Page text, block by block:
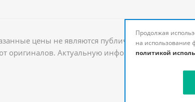
цены не являются публичной офертой и
оригиналов. Актуальную информацию о
Продолжая
на использование
политикой